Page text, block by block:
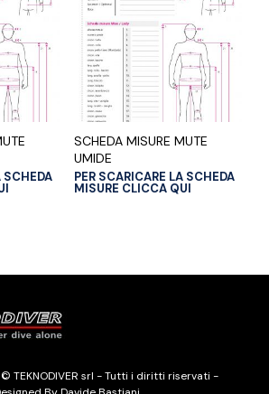
SCHEDA
SCHEDA MISURE MUTE
UMIDE
PER SCARICARE LA SCHEDA
MISURE CLICCA QUI
TEKNODIVER srl - Tutti i diritti riservati -